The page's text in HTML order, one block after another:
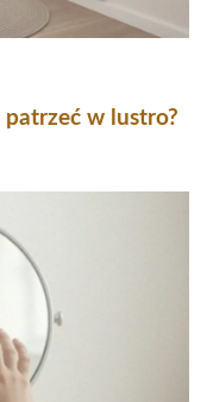
w lustro?